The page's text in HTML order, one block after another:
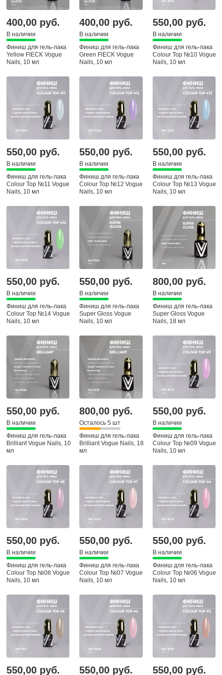
400,00 руб.
В наличии
Финиш для гель-лака
Yellow FlECK Vogue
Nails, 10 мл
400,00 руб.
В наличии
Финиш для гель-лака
Green FlECK Vogue
Nails, 10 мл
550,00 руб.
В наличии
Финиш для гель-лака
Colour Top №10 Vogue
Nails, 10 мл
550,00 руб.
В наличии
Финиш для гель-лака
Colour Top №11 Vogue
Nails, 10 мл
550,00 руб.
В наличии
Финиш для гель-лака
Colour Top №12 Vogue
Nails, 10 мл
550,00 руб.
В наличии
Финиш для гель-лака
Colour Top №13 Vogue
Nails, 10 мл
550,00 руб.
В наличии
Финиш для гель-лака
Colour Top №14 Vogue
Nails, 10 мл
550,00 руб.
В наличии
Финиш для гель-лака
Super Gloss Vogue
Nails, 10 мл
800,00 руб.
В наличии
Финиш для гель-лака
Super Gloss Vogue
Nails, 18 мл
550,00 руб.
В наличии
Финиш для гель-лака
Brilliant Vogue Nails, 10
мл
800,00 руб.
Осталось 5 шт
Финиш для гель-лака
Brilliant Vogue Nails, 18
мл
550,00 руб.
В наличии
Финиш для гель-лака
Colour Top №09 Vogue
Nails, 10 мл
550,00 руб.
В наличии
Финиш для гель-лака
Colour Top №08 Vogue
Nails, 10 мл
550,00 руб.
В наличии
Финиш для гель-лака
Colour Top №07 Vogue
Nails, 10 мл
550,00 руб.
В наличии
Финиш для гель-лака
Colour Top №06 Vogue
Nails, 10 мл
550,00 руб. 550,00 руб. 550,00 руб.